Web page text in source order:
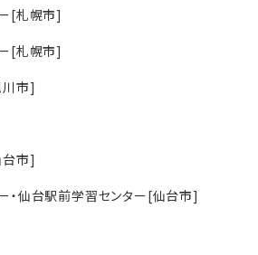
[札幌市]
[札幌市]
川市]
台市]
・仙台駅前学習センター[仙台市]